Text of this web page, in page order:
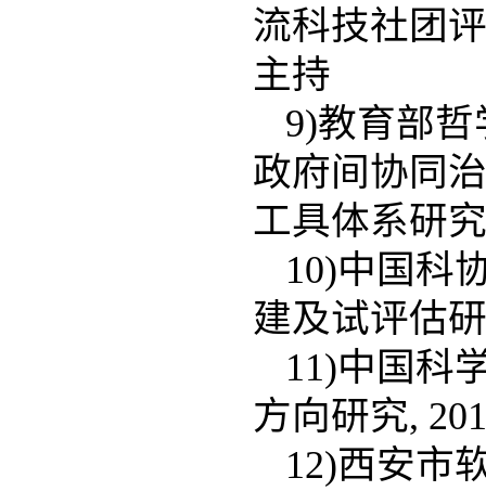
流科技社团
主持
9)教育部
政府间协同
工具体系研
10)中国科
建及试评估
11)中国科
方向研究,
12)西安市